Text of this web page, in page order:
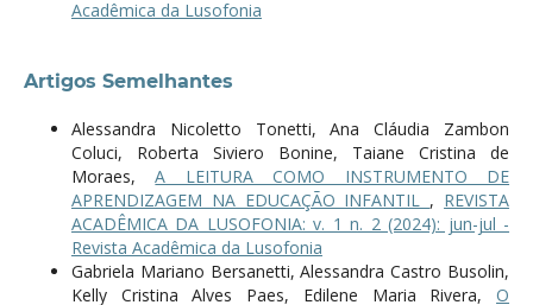
Acadêmica da Lusofonia
Artigos Semelhantes
Alessandra Nicoletto Tonetti, Ana Cláudia Zambon
Coluci, Roberta Siviero Bonine, Taiane Cristina de
Moraes,A LEITURA COMO INSTRUMENTO DE
APRENDIZAGEM NA EDUCAÇÃO INFANTIL , REVISTA
ACADÊMICA DA LUSOFONIA: v. 1 n. 2 (2024): jun-jul -
Revista Acadêmica da Lusofonia
Gabriela Mariano Bersanetti, Alessandra Castro Busolin,
Kelly Cristina Alves Paes, Edilene Maria Rivera,O